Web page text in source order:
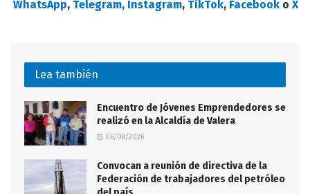
WhatsApp, Telegram, Instagram, TikTok, Facebook o X
Lea también
Encuentro de Jóvenes Emprendedores se
realizó en la Alcaldía de Valera
06/08/2026
Convocan a reunión de directiva de la
Federación de trabajadores del petróleo